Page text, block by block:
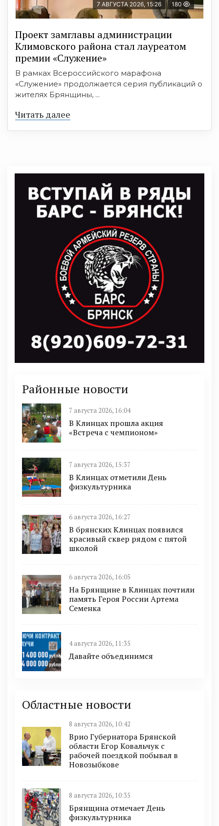
7 АВГУСТА 2026, 15:26 180
Проект замглавы администрации
Климовского района стал лауреатом
премии «Служение»
В рамках Всероссийского марафона
«Служение» продолжается серия публикаций о
жителях Брянщины, ...
Читать далее
Районные новости
7 августа 2026, 16:04
В Клинцах прошла акция
«Встреча с чемпионом»
7 августа 2026, 15:37
В Клинцах отметили День
физкультурника
6 августа 2026, 16:27
В брянских Клинцах появился
красивый сквер рядом с пятой
школой
6 августа 2026, 16:05
На Брянщине в Клинцах почтили
память Героя России Артема
Семенка
4 августа 2026, 11:35
Давайте объединимся
Областные новости
8 августа 2026, 10:42
Врио Губернатора Брянской
области Егор Ковальчук с
рабочей поездкой побывал в
Новозыбкове
8 августа 2026, 10:35
Брянщина отмечает День
физкультурника